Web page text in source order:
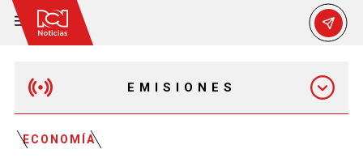
EMISIONES
ECONOMÍA